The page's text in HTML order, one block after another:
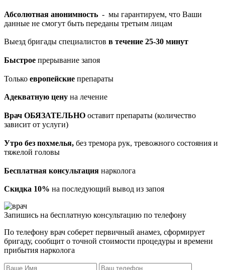
Абсолютная анонимность - мы гарантируем, что Ваши
данные не смогут быть переданы третьим лицам
Выезд бригады специалистов в течение 25-30 минут
Быстрое прерывание запоя
Только европейские препараты
Адекватную цену на лечение
Врач ОБЯЗАТЕЛЬНО оставит препараты (количество
зависит от услуги)
Утро без похмелья, без тремора рук, тревожного состояния и
тяжелой головы
Бесплатная консультация нарколога
Скидка 10% на последующий вывод из запоя
Запишись на бесплатную консультацию по телефону
По телефону врач соберет первичный анамез, сформирует
бригаду, сообщит о точной стоимости процедуры и времени
прибытия нарколога